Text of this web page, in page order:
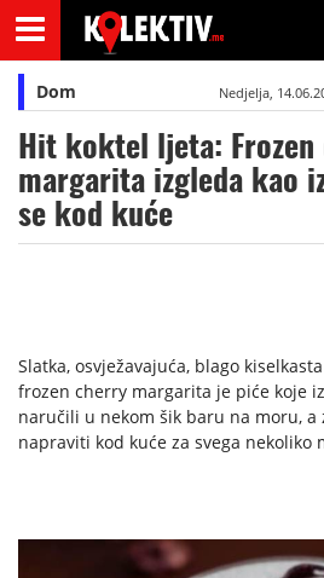
Dom Nedjelja,
Hit koktel ljeta:
margarita izgleda kao
se kod kuće
Slatka, osvježavajuća, blago
frozen cherry margarita je piće koje
naručili u nekom šik baru na moru, a
napraviti kod kuće za svega nekoliko